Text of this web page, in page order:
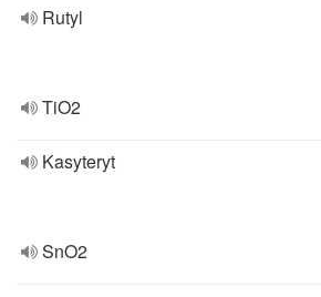
Rutyl
TiO2
Kasyteryt
SnO2